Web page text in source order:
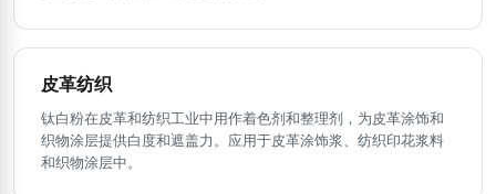
皮革纺织
钛白粉在皮革和纺织工业中用作着色剂和整理剂，为皮革涂饰和
织物涂层提供白度和遮盖力。应用于皮革涂饰浆、纺织印花浆料
和织物涂层中。